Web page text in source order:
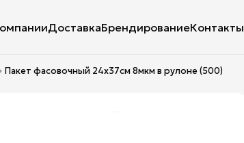
ДоставкаБрендированиеКонтакты
Пакет фасовочный 24х37см 8мкм в рулоне (500)